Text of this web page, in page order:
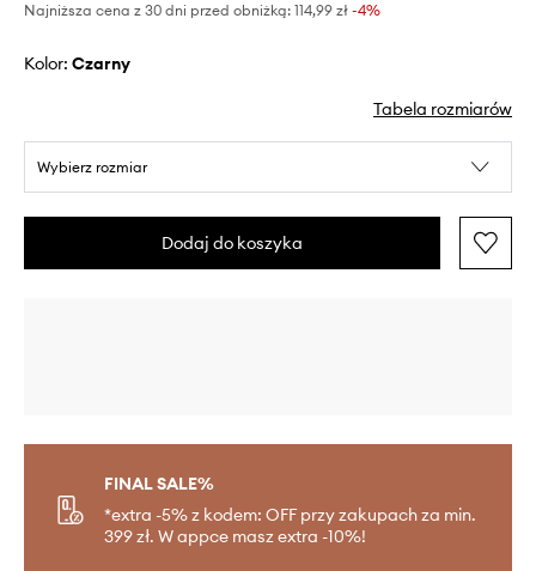
Najniższa cena z 30 dni przed obniżką: 114,99 zł -4%
Kolor: czarny
Tabela rozmiarów
Wybierz rozmiar
Dodaj do koszyka
FINAL SALE%
*extra -5% z kodem: OFF przy zakupach za min.
399 zł. W appce masz extra -10%!